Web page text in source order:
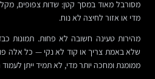
מסורבל מאוד במסך קטן: שדות צפופים,
מדי או אזור לחיצה לא נוח.
מהירות טעינה חשובה לא פחות. תמונות
שלא באמת צריך או קוד לא נקי — כל אלה
ממומנת ומחכה יותר מדי, לא תמיד ייתן לעמוד